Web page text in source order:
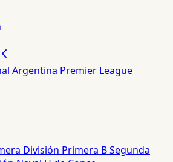
Argentina Premier League
División Primera BSegunda